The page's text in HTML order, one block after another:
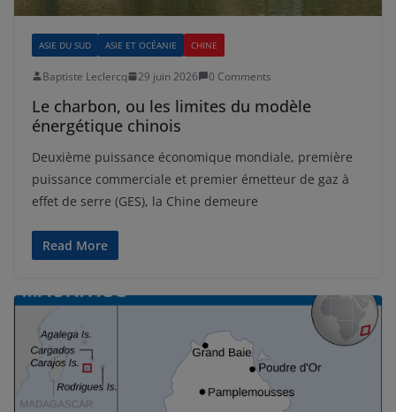
ASIE DU SUD ASIE ET OCÉANIE CHINE
Baptiste Leclercq 29 juin 2026 0 Comments
Le charbon, ou les limites du modèle
énergétique chinois
Deuxième puissance économique mondiale, première
puissance commerciale et premier émetteur de gaz à
effet de serre (GES), la Chine demeure
Read More